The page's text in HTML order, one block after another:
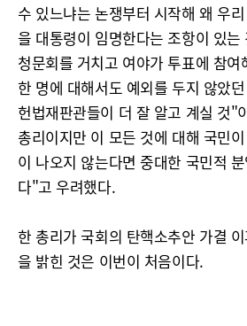
수 있느냐는 논쟁부터 시작해 왜 우
을 대통령이 임명한다는 조항이 있
청문회를 거치고 여야가 투표에 참
한 명에 대해서도 예외를 두지 않았
헌법재판관들이 더 잘 알고 계실 것"
총리이지만 이 모든 것에 대해 국민
이 나오지 않는다면 중대한 국민적
다"고 우려했다.
한 총리가 국회의 탄핵소추안 가결
을 밝힌 것은 이번이 처음이다.